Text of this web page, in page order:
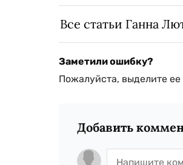
Все статьи Ганна
Заметили ошибку?
Пожалуйста, выделите
Добавить